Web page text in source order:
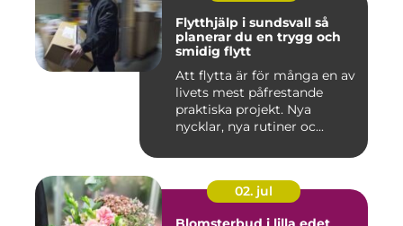
Flytthjälp i sundsvall så
planerar du en trygg och
smidig flytt
Att flytta är för många en av
livets mest påfrestande
praktiska projekt. Nya
nycklar, nya rutiner oc...
02. jul